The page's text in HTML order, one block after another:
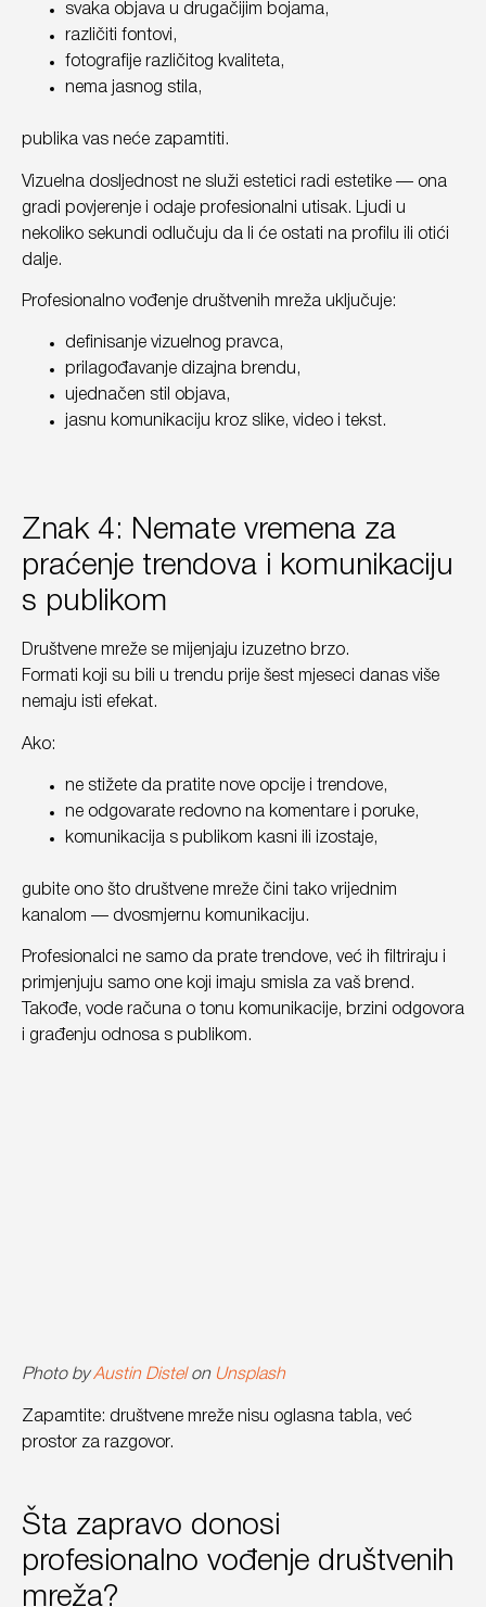
svaka objava u drugačijim bojama,
različiti fontovi,
fotografije različitog kvaliteta,
nema jasnog stila,
publika vas neće zapamtiti.
Vizuelna dosljednost ne služi estetici radi estetike — ona
gradi povjerenje i odaje profesionalni utisak. Ljudi u
nekoliko sekundi odlučuju da li će ostati na profilu ili otići
dalje.
Profesionalno vođenje društvenih mreža uključuje:
definisanje vizuelnog pravca,
prilagođavanje dizajna brendu,
ujednačen stil objava,
jasnu komunikaciju kroz slike, video i tekst.
Znak 4: Nemate vremena za
praćenje trendova i komunikaciju
s publikom
Društvene mreže se mijenjaju izuzetno brzo.
Formati koji su bili u trendu prije šest mjeseci danas više
nemaju isti efekat.
Ako:
ne stižete da pratite nove opcije i trendove,
ne odgovarate redovno na komentare i poruke,
komunikacija s publikom kasni ili izostaje,
gubite ono što društvene mreže čini tako vrijednim
kanalom — dvosmjernu komunikaciju.
Profesionalci ne samo da prate trendove, već ih filtriraju i
primjenjuju samo one koji imaju smisla za vaš brend.
Takođe, vode računa o tonu komunikacije, brzini odgovora
i građenju odnosa s publikom.
Photo byAustin Distelon Unsplash
Zapamtite: društvene mreže nisu oglasna tabla, već
prostor za razgovor.
Šta zapravo donosi
profesionalno vođenje društvenih
mreža?